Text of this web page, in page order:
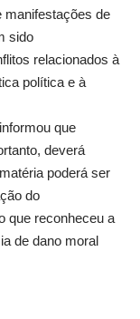
manifestações de
sido
relacionados à
política e à
que
deverá
poderá ser
do
que reconheceu a
de dano moral